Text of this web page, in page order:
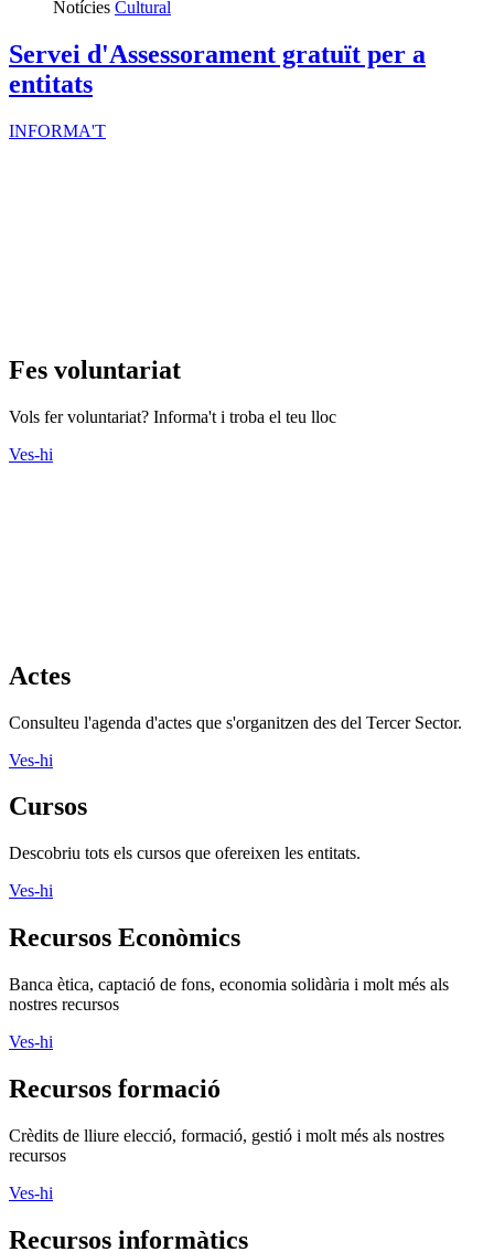
Notícies Cultural
Servei d'Assessorament gratuït per a
entitats
INFORMA'T
Fes voluntariat
Vols fer voluntariat? Informa't i troba el teu lloc
Ves-hi
Actes
Consulteu l'agenda d'actes que s'organitzen des del Tercer Sector.
Ves-hi
Cursos
Descobriu tots els cursos que ofereixen les entitats.
Ves-hi
Recursos Econòmics
Banca ètica, captació de fons, economia solidària i molt més als
nostres recursos
Ves-hi
Recursos formació
Crèdits de lliure elecció, formació, gestió i molt més als nostres
recursos
Ves-hi
Recursos informàtics